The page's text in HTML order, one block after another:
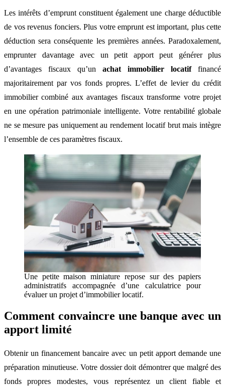
Les intérêts d’emprunt constituent également une charge déductible
de vos revenus fonciers. Plus votre emprunt est important, plus cette
déduction sera conséquente les premières années. Paradoxalement,
emprunter davantage avec un petit apport peut générer plus
d’avantages fiscaux qu’un achat immobilier locatiffinancé
majoritairement par vos fonds propres. L’effet de levier du crédit
immobilier combiné aux avantages fiscaux transforme votre projet
en une opération patrimoniale intelligente. Votre rentabilité globale
ne se mesure pas uniquement au rendement locatif brut mais intègre
l’ensemble de ces paramètres fiscaux.
Une petite maison miniature repose sur des papiers
administratifs accompagnée d’une calculatrice pour
évaluer un projet d’immobilier locatif.
Comment convaincre une banque avec un
apport limité
Obtenir un financement bancaire avec un petit apport demande une
préparation minutieuse. Votre dossier doit démontrer que malgré des
fonds propres modestes, vous représentez un client fiable et